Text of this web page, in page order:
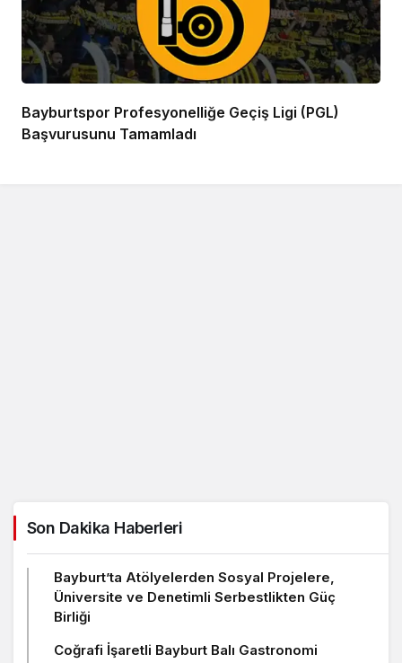
Bayburtspor Profesyonelliğe Geçiş Ligi (PGL)
Başvurusunu Tamamladı
Son Dakika Haberleri
Bayburt’ta Atölyelerden Sosyal Projelere,
Üniversite ve Denetimli Serbestlikten Güç
Birliği
Coğrafi İşaretli Bayburt Balı Gastronomi